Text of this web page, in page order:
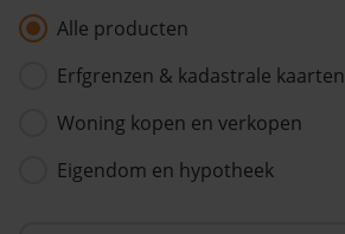
Alle producten
Erfgrenzen & kadastrale kaarten
Woning kopen en verkopen
Eigendom en hypotheek